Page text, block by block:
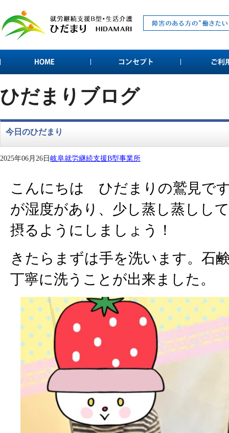
ひだまりブログ
今日のひだまり
2025年06月26日岐阜就労継続支援B型事業所
こんにちは ひだまりの鷲見で
が湿度があり、少し蒸し蒸しし
摂るようにしましょう！
きたらまずは手を洗います。石
丁寧に洗うことが出来ました。